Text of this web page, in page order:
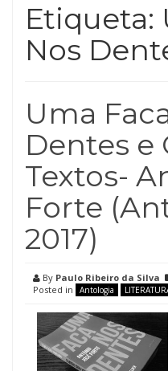
Etiqueta:
Nos
Uma
Dentes e
Textos-
Forte
2017)
By Paulo Ribeiro da Silva
Posted in
Antologia